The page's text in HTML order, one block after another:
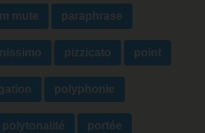
mute paraphrase
pizzicato point
polyphonie
polytonalité portée